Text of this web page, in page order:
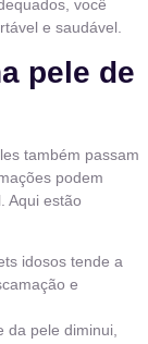
você
e saudável.
pele de
também passam
podem
Aqui estão
idosos tende a
e
da pele diminui,